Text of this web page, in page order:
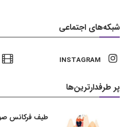
شبکه‌های اجتماعی
INSTAGRAM
پر طرفدارترین‌ها
طیف فرکانس